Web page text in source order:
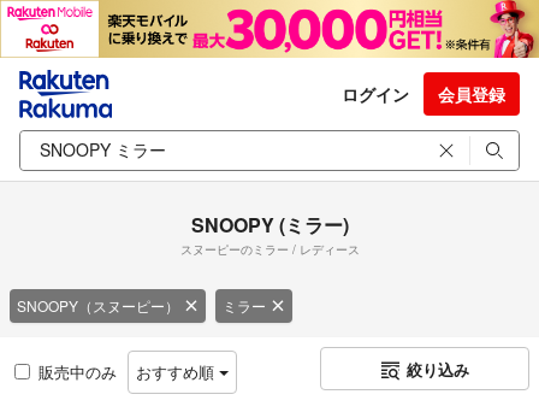
ログイン 会員登録
SNOOPY (ミラー)
スヌーピーのミラー / レディース
SNOOPY（スヌーピー） ミラー
販売中のみ おすすめ順 絞り込み